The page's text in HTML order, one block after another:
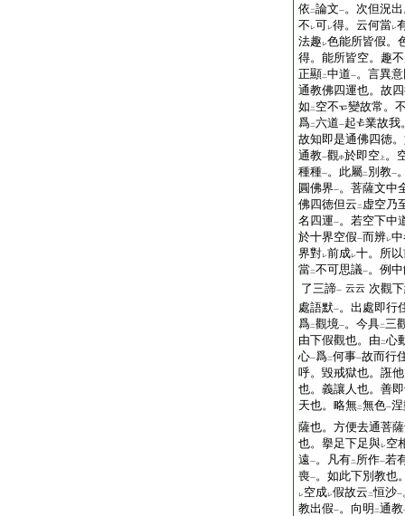
依 二論文一。次但況
不 レ可レ得。云何當レ
法趣 レ色能所皆假。
得。能所皆空。趣
正顯二中道一。言異
通教佛四運也。故
如 二 空不
變故常。
爲二六道一起
業故我
故知即是通佛四徳
通教一觀中於即空 上 。
種種一。此屬二 別教一
圓佛界一。菩薩文中
佛四徳但云 二 虚空乃
名四運一。若空下中
於十界空假一而辨レ
界對レ前成レ十。所
當二不可思議一。例
了三諦一 云云 次觀
處語默一。出處即行
爲二觀境一。今具二三
由下假觀也。由 二心
心一爲二何事一故而行
呼。毀戒獄也。誑
也。義讓人也。善
天也。略無二無色一
薩也。方便去通菩
也。擧足下足與レ空
遠一。凡有二 所作一若
喪一。如此下別教也
レ空成レ假故云 二恒沙一
教出假一。向明 二通教